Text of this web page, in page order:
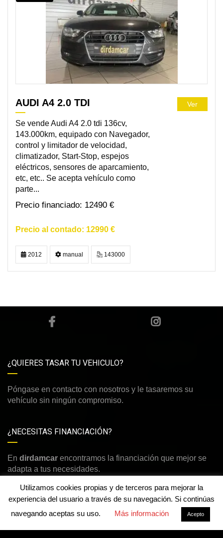
AUDI A4 2.0 TDI
Se vende Audi A4 2.0 tdi 136cv,
143.000km, equipado con Navegador,
control y limitador de velocidad,
climatizador, Start-Stop, espejos
eléctricos, sensores de aparcamiento,
etc, etc.. Se acepta vehículo como
parte...
12490 €
12990 €
Ver
2012 manual 143000
¿QUIERES TASAR TU VEHICULO?
Póngase en contacto con nosotros y le tasaremos su
vehículo sin ningún compromiso.
¿NECESITAS FINANCIACIÓN?
En dirdamcar encontramos la financiación que mejor se
adapta a tus necesidades.
Utilizamos cookies propias y de terceros para mejorar la
experiencia del usuario a través de su navegación. Si continúas
navegando aceptas su uso.
Más información Acepto